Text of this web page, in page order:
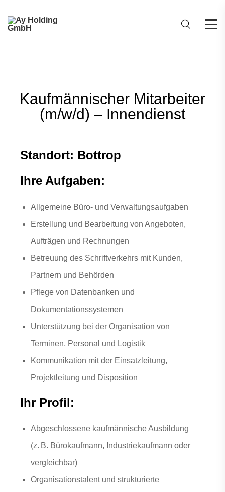
Kaufmännischer Mitarbeiter
(m/w/d) – Innendienst
Standort: Bottrop
Ihre Aufgaben:
Allgemeine Büro- und Verwaltungsaufgaben
Erstellung und Bearbeitung von Angeboten,
Aufträgen und Rechnungen
Betreuung des Schriftverkehrs mit Kunden,
Partnern und Behörden
Pflege von Datenbanken und
Dokumentationssystemen
Unterstützung bei der Organisation von
Terminen, Personal und Logistik
Kommunikation mit der Einsatzleitung,
Projektleitung und Disposition
Ihr Profil:
Abgeschlossene kaufmännische Ausbildung
(z. B. Bürokaufmann, Industriekaufmann oder
vergleichbar)
Organisationstalent und strukturierte